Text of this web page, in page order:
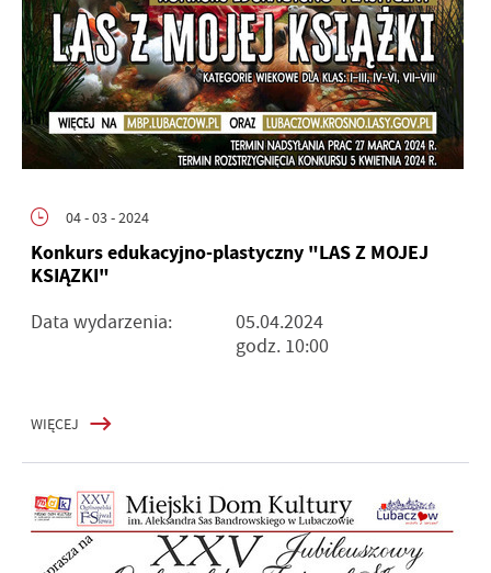
04 - 03 - 2024
Konkurs edukacyjno-plastyczny "LAS Z MOJEJ
KSIĄZKI"
Data wydarzenia:
05.04.2024
godz. 10:00
WIĘCEJ